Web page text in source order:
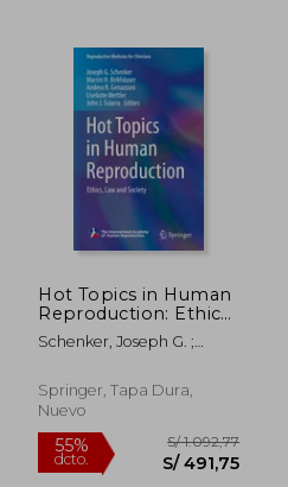
Hot Topics in Human
Reproduction: Ethics,
Law and Society (en
Inglés)
Schenker, Joseph G. ;
Genazzani, Andrea R.
Springer, Tapa Dura,
Nuevo